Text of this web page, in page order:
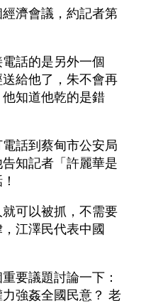
濟會議，約記者第
話的是另外一個
給他了，朱不會再
知道他乾的是錯
話到蔡甸市公安局
知記者「許麗華是
可以被抓，不需要
江澤民代表中國
要議題討論一下：
強姦全國民意？ 老